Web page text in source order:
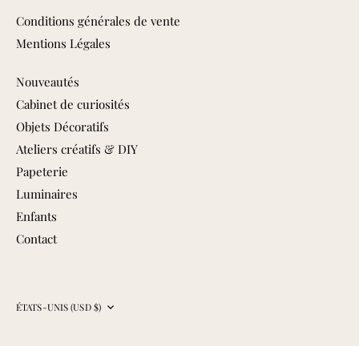
Conditions générales de vente
Mentions Légales
Nouveautés
Cabinet de curiosités
Objets Décoratifs
Ateliers créatifs & DIY
Papeterie
Luminaires
Enfants
Contact
Devise
ÉTATS-UNIS (USD $)